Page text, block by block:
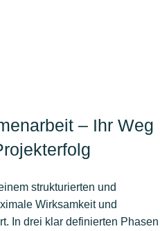
– Ihr Weg
strukturierten und
Wirksamkeit und
In drei klar definierten Phasen